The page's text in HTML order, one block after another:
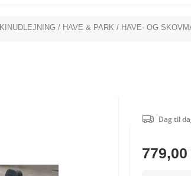
/ HAVE & PARK / HAVE- OG
Dag til
779,00